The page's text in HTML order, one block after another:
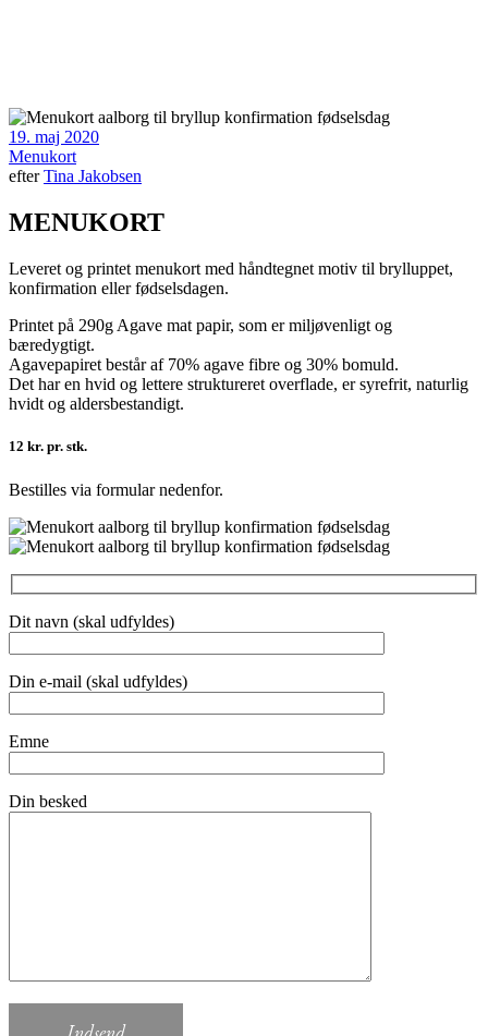
19. maj 2020
Menukort
efter Tina Jakobsen
MENUKORT
Leveret og printet menukort med håndtegnet motiv til brylluppet,
konfirmation eller fødselsdagen.
Printet på 290g Agave mat papir, som er miljøvenligt og
bæredygtigt.
Agavepapiret består af 70% agave fibre og 30% bomuld.
Det har en hvid og lettere struktureret overflade, er syrefrit, naturlig
hvidt og aldersbestandigt.
12 kr. pr. stk.
Bestilles via formular nedenfor.
Dit navn (skal udfyldes)
Din e-mail (skal udfyldes)
Emne
Din besked